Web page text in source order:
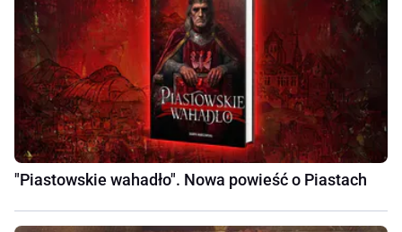
"Piastowskie wahadło". Nowa powieść o Piastach